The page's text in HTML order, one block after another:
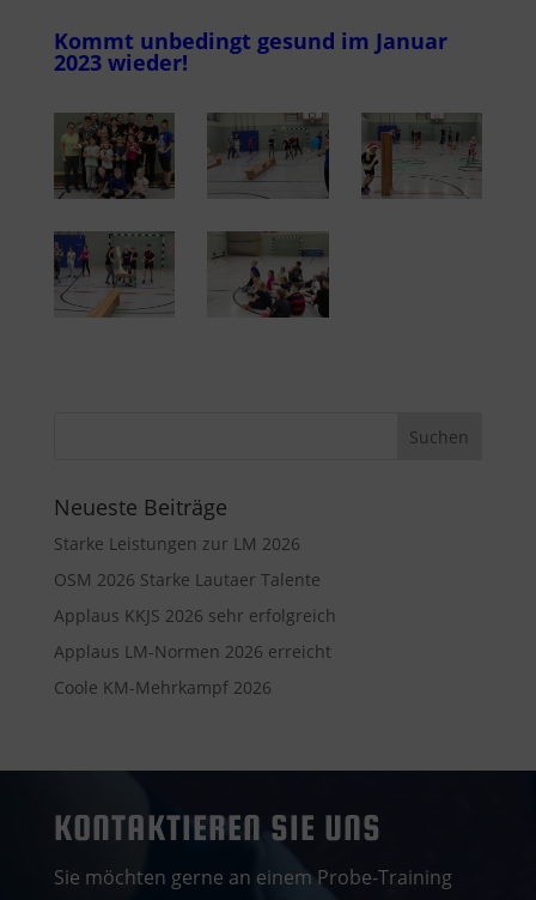
Kommt unbedingt gesund im Januar
2023 wieder!
Neueste Beiträge
Starke Leistungen zur LM 2026
OSM 2026 Starke Lautaer Talente
Applaus KKJS 2026 sehr erfolgreich
Applaus LM-Normen 2026 erreicht
Coole KM-Mehrkampf 2026
KONTAKTIEREN SIE UNS
Sie möchten gerne an einem Probe-Training